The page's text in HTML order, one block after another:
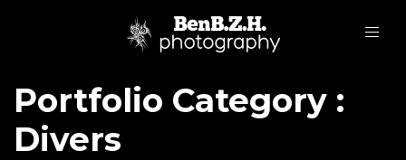
Portfolio Category :
Divers